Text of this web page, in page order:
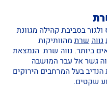
בסביבת קהילה מגוונת
נווהשרת מהוותיקות
ביותר. נווה שרת הנמצאת
גשר אל עבר המושבה
בעל המרחבים הירוקים
שקטים.